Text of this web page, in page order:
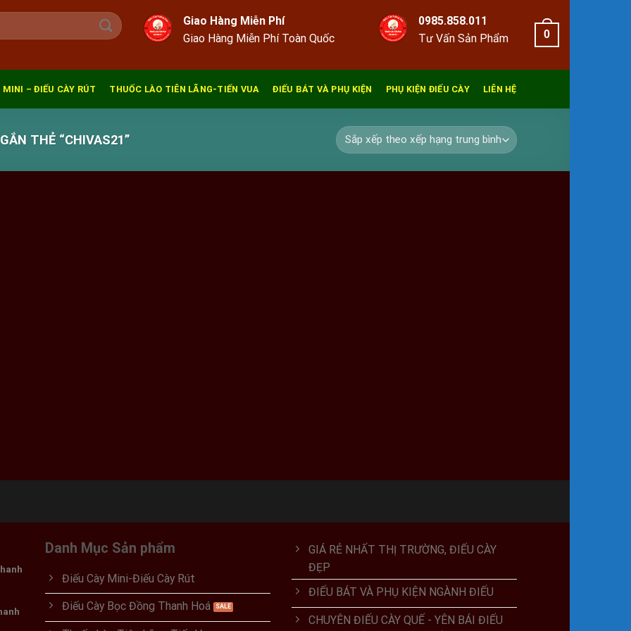
Giao Hàng Miễn Phí
Giao Hàng Miễn Phí Toàn Quốc
0985.858.011
Tư Vấn Sản Phẩm
0
MINI – ĐIẾU CÀY RÚT THUỐC LÀO TIÊN LÃNG-TIẾN VUA ĐIẾU BÁT VÀ PHỤ KIỆN PHỤ KIỆN ĐIẾU CÀY LIÊN HỆ
THẺ “CHIVAS21”
Danh Mục Sản phẩm
Điếu Cày Mini-Điếu Cày Rút
Điếu Cày Bọc Đồng Thanh Hoá
GIÁ RẺ NHẤT THỊ TRƯỜNG, ĐIẾU CÀY
ĐẸP
ĐIẾU BÁT VÀ PHỤ KIỆN NGÀNH ĐIẾU
CHUYÊN ĐIẾU CÀY QUẾ - YÊN BÁI ĐIẾU